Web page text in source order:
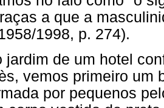
a que a
1998, p. 274).
jardim de um hotel
vemos primeiro um
por pequenos